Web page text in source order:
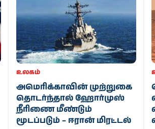
உலகம்
அமெரிக்காவின் முற்றுகை
தொடர்ந்தால் ஹோர்முஸ்
நீரிணை மீண்டும்
மூடப்படும் – ஈரான் மிரட்டல்